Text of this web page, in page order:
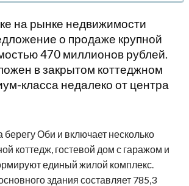
на рынке недвижимости
о продаже крупной
470 миллионов рублей.
в закрытом коттеджном
класса недалеко от центра
Оби и включает несколько
коттедж, гостевой дом с гаражом и
единый жилой комплекс.
здания составляет 785,3